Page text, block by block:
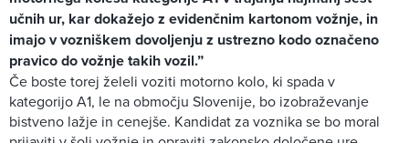
učnih ur, kar dokažejo z evidenčnim kartonom vožnje, in
imajo v vozniškem dovoljenju z ustrezno kodo označeno
pravico do vožnje takih vozil.”
Če boste torej želeli voziti motorno kolo, ki spada v
kategorijo A1, le na območju Slovenije, bo izobraževanje
bistveno lažje in cenejše. Kandidat za voznika se bo moral